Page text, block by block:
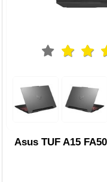
Asus TUF A15